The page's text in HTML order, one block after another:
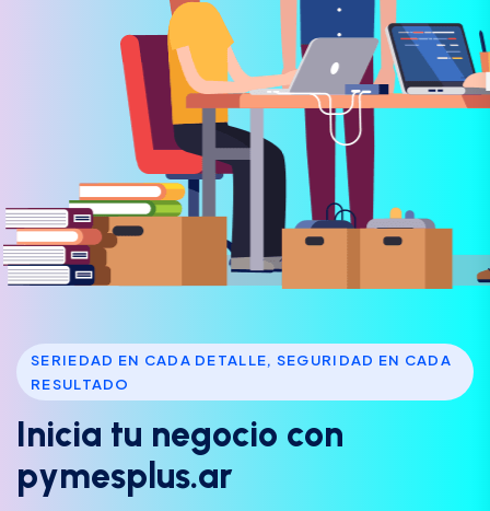
SERIEDAD EN CADA DETALLE, SEGURIDAD EN CADA
RESULTADO
Inicia tu negocio con
pymesp us.ar